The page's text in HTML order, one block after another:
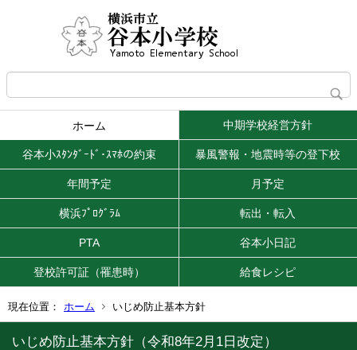
ホーム 中期学校経営方針
谷本小ｽﾀﾝﾀﾞｰﾄﾞ･ｽﾏﾎの約束 暴風警報・地震時等の登下校
年間予定 月予定
横浜ﾌﾟﾛｸﾞﾗﾑ 転出・転入
PTA 谷本小日記
登校許可証（罹患時） 給食レシピ
現在位置： ホーム いじめ防止基本方針
いじめ防止基本方針（令和8年2月1日改定）